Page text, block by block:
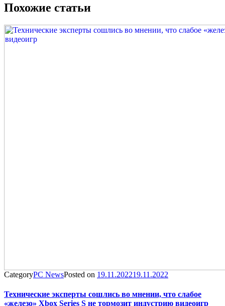
Похожие статьи
CategoryPC NewsPosted on 19.11.202219.11.2022
Технические эксперты сошлись во мнении, что слабое
«железо» Xbox Series S не тормозит индустрию видеоигр